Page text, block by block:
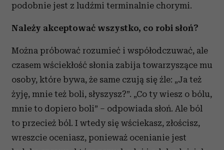
podobnie jest z ludźmi terminalnie chorymi.
Należy akceptować wszystko, co robi słoń?
Można próbować rozumieć i współodczuwać, ale
czasem wściekłość słonia zabija towarzyszące mu
osoby, które bywa, że same czują się źle: „Ja też
żyję, mnie też boli, słyszysz?”. „Co ty wiesz o bólu,
mnie to dopiero boli” – odpowiada słoń. Ale ból
to przecież ból. I wtedy się wściekasz, złościsz,
wreszcie oceniasz, ponieważ ocenianie jest